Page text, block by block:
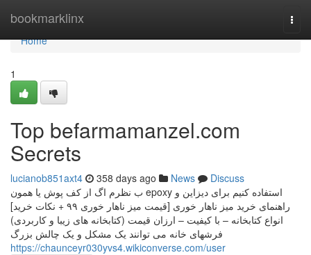
bookmarklinx
Home
Home
1
Top befarmamanzel.com
Secrets
lucianob851axt4 358 days ago News
Discuss
ب نظرم اگ از کف پوش یا همون epoxy استفاده کنیم برای دیزاین و
راهنمای خرید میز ناهار خوری [قیمت میز ناهار خوری ۹۹ + نکات خرید]
انواع کتابخانه – با کیفیت – ارزان قیمت (کتابخانه های زیبا و کاربردی)
فرشهای خانه می توانند یک مشکل و یک چالش بزرگ
https://chaunceyr030yvs4.wikiconverse.com/user